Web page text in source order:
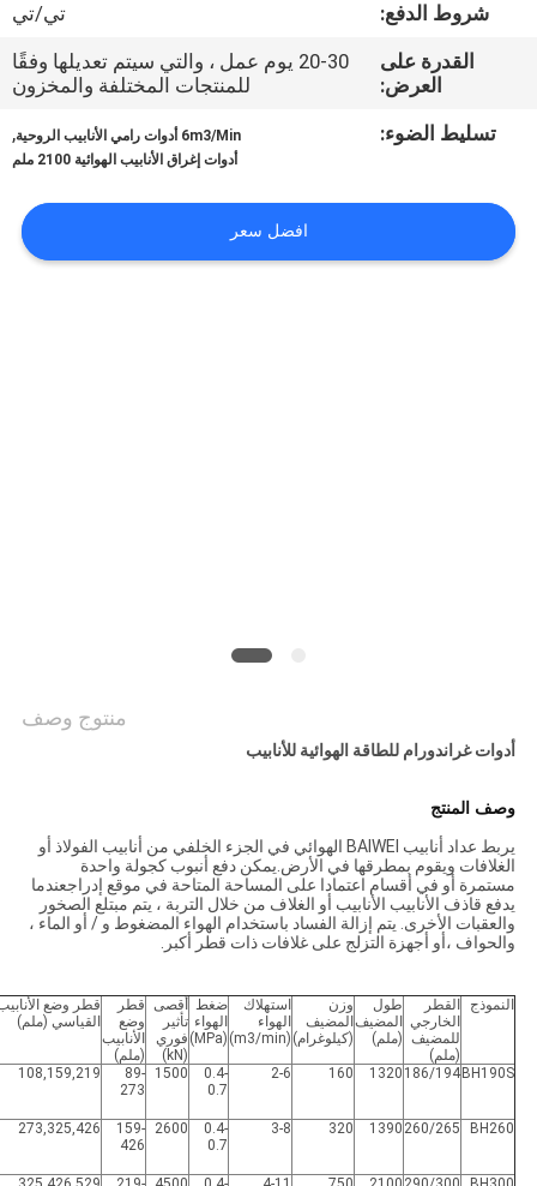
مراقبة
الجودة
اتصل
أخبار
شروط الدفع:
تي/تي
القدرة على
العرض:
20-30 يوم عمل ، والتي سيتم تعديلها وفقًا
للمنتجات المختلفة والمخزون
تسليط الضوء:
6m3/Min أدوات رامي الأنابيب الروحية ,
أدوات إغراق الأنابيب الهوائية 2100 ملم
افضل سعر
منتوج وصف
أدوات غراندورام للطاقة الهوائية للأنابيب
وصف المنتج
يربط عداد أنابيب BAIWEI الهوائي في الجزء الخلفي من أنابيب الفولاذ أو
الغلافات ويقوم بمطرقها في الأرض.يمكن دفع أنبوب كجولة واحدة
مستمرة أو في أقسام اعتمادا على المساحة المتاحة في موقع إدراجعندما
يدفع قاذف الأنابيب الأنابيب أو الغلاف من خلال التربة ، يتم ‬مبتلع الصخور
والعقبات الأخرى.‬ يتم إزالة الفساد باستخدام الهواء المضغوط و / أو الماء ،
والحواف ،أو أجهزة التزلج على غلافات ذات قطر أكبر.
النموذج
القطر
الخارجي
للمضيف
(ملم)
طول
المضيف
(ملم)
وزن
المضيف
(كيلوغرام)
استهلاك
الهواء
(m3/min)
ضغط
الهواء
(MPa)
أقصى
تأثير
فوري
(kN)
قطر
وضع
الأنابيب
(ملم)
قطر وضع
القياسي (ملم)
BH190S
186/194
1320
160
2-6
0.4-
0.7
1500
89-
273
108,159,219
BH260
260/265
1390
320
3-8
0.4-
0.7
2600
159-
426
273,325,426